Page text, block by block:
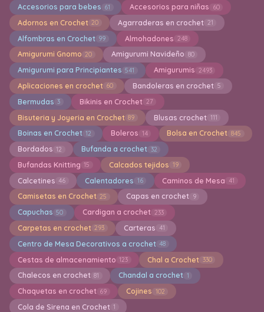
Accesorios para bebes 61 Accesorios para niñas 60
Adornos en Crochet 20 Agarraderas en crochet 21
Alfombras en Crochet 99 Almohadones 248
Amigurumi Gnomo 20 Amigurumi Navideño 80
Amigurumi para Principiantes 541 Amigurumis 2493
Aplicaciones en crochet 60 Bandoleras en crochet 5
Bermudas 3 Bikinis en Crochet 27
Bisuteria y Joyeria en Crochet 89 Blusas crochet 111
Boinas en Crochet 12 Boleros 14 Bolsa en Crochet 845
Bordados 12 Bufanda a crochet 32
Bufandas Knitting 15 Calcados tejidos 19
Calcetines 46 Calentadores 16 Caminos de Mesa 41
Camisetas en Crochet 25 Capas en crochet 9
Capuchas 50 Cardigan a crochet 233
Carpetas en crochet 293 Carteras 41
Centro de Mesa Decorativos a crochet 48
Cestas de almacenamiento 123 Chal a Crochet 330
Chalecos en crochet 81 Chandal a crochet 1
Chaquetas en crochet 69 Cojines 102
Cola de Sirena en Crochet 1